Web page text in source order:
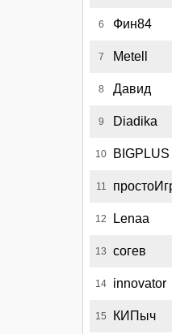
6 Фин84
7 Metell
8 Давид
9 Diadika
10 BIGPLUS
11
12 Lenaa
13 согев
14 innovator
15 КИПыч